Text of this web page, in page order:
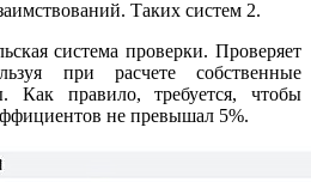
Таких систем 2.
система проверки. Проверяет
при расчете собственные
Как правило, требуется, чтобы
не превышал 5%.